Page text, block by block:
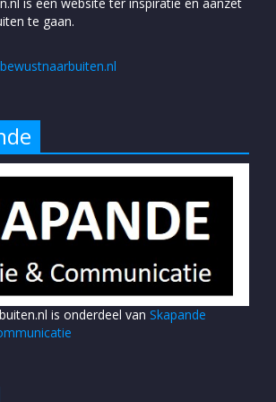
te gaan.
is onderdeel vanSkapande